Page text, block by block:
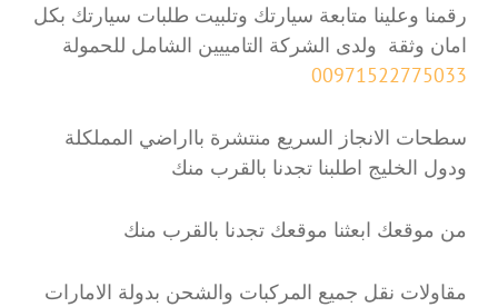
رقمنا وعلينا متابعة سيارتك وتلبيت طلبات سيارتك بكل
امان وثقة ولدى الشركة التامييين الشامل للحمولة
00971522775033
سطحات الانجاز السريع منتشرة بااراضي المملكلة
ودول الخليج اطلبنا تجدنا بالقرب منك
من موقعك ابعثنا موقعك تجدنا بالقرب منك
مقاولات نقل جميع المركبات والشحن بدولة الامارات